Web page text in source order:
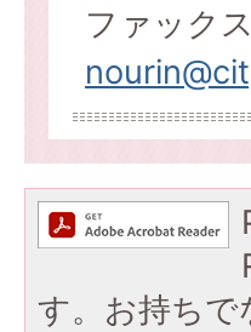
ファック
す。お持ち